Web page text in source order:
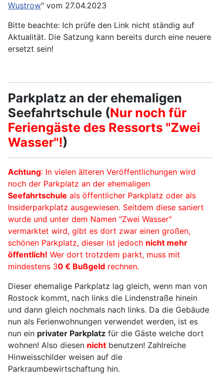
Wustrow" vom 27.04.2023
Bitte beachte: Ich prüfe den Link nicht ständig auf
Aktualität. Die Satzung kann bereits durch eine neuere
ersetzt sein!
Parkplatz an der ehemaligen
Seefahrtschule (Nur noch für
Feriengäste des Ressorts "Zwei
Wasser"!)
Achtung: In vielen älteren Veröffentlichungen wird
noch der Parkplatz an der ehemaligen
Seefahrtschule als öffentlicher Parkplatz oder als
Insiderparkplatz ausgewiesen. Seitdem diese saniert
wurde und unter dem Namen "Zwei Wasser"
vermarktet wird, gibt es dort zwar einen großen,
schönen Parkplatz, dieser ist jedoch nicht mehr
öffentlich! Wer dort trotzdem parkt, muss mit
mindestens 30 € Bußgeld rechnen.
Dieser ehemalige Parkplatz lag gleich, wenn man von
Rostock kommt, nach links die Lindenstraße hinein
und dann gleich nochmals nach links. Da die Gebäude
nun als Ferienwohnungen verwendet werden, ist es
nun ein privater Parkplatz für die Gäste welche dort
wohnen! Also diesen nicht benutzen! Zahlreiche
Hinweisschilder weisen auf die
Parkraumbewirtschaftung hin.